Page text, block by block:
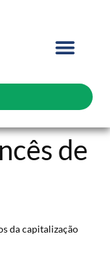
de
da capitalização